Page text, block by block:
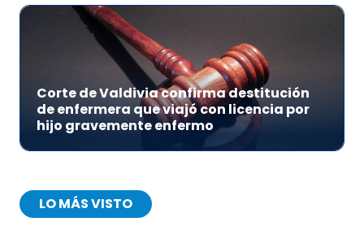
Corte de Valdivia confirma destitución
de enfermera que viajó con licencia por
hijo gravemente enfermo
LO MÁS VISTO